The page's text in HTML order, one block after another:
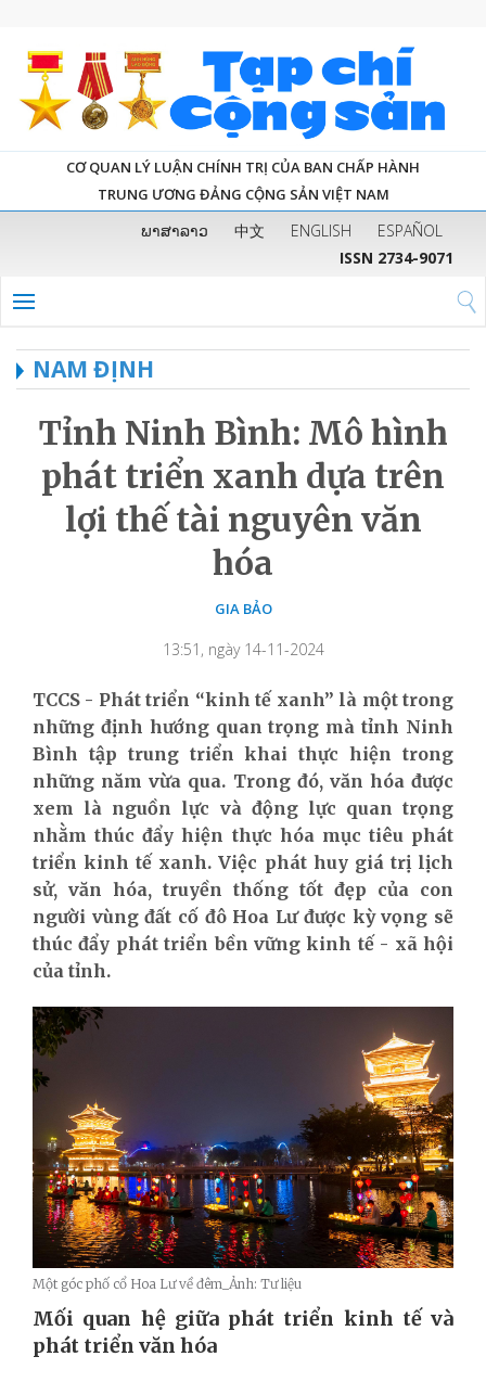
CƠ QUAN LÝ LUẬN CHÍNH TRỊ CỦA BAN CHẤP HÀNH
TRUNG ƯƠNG ĐẢNG CỘNG SẢN VIỆT NAM
ພາສາລາວ 中文 ENGLISH
ESPAÑOL
ISSN 2734-9071
NAM ĐỊNH
Tỉnh Ninh Bình: Mô hình
phát triển xanh dựa trên
lợi thế tài nguyên văn
hóa
GIA BẢO
13:51, ngày 14-11-2024
TCCS - Phát triển “kinh tế xanh” là một trong
những định hướng quan trọng mà tỉnh Ninh
Bình tập trung triển khai thực hiện trong
những năm vừa qua. Trong đó, văn hóa được
xem là nguồn lực và động lực quan trọng
nhằm thúc đẩy hiện thực hóa mục tiêu phát
triển kinh tế xanh. Việc phát huy giá trị lịch
sử, văn hóa, truyền thống tốt đẹp của con
người vùng đất cố đô Hoa Lư được kỳ vọng sẽ
thúc đẩy phát triển bền vững kinh tế - xã hội
của tỉnh.
Một góc phố cổ Hoa Lư về đêm_Ảnh: Tư liệu
Mối quan hệ giữa phát triển kinh tế và
phát triển văn hóa